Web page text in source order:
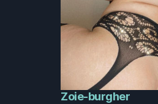
Zoie-burgher